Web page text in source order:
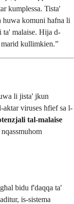
kumplessa. Tista'
huwa komuni ħafna li
ta' malaise. Hija d-
marid kullimkien.”
li jista' jkun
viruses ħfief sa l-
tal-malaise
bidu f'daqqa ta'
is-sistema